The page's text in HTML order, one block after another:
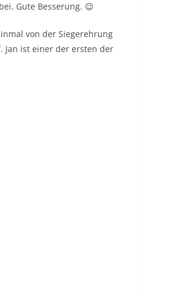
Gute Besserung. 😉
von der Siegerehrung
Jan ist einer der ersten der